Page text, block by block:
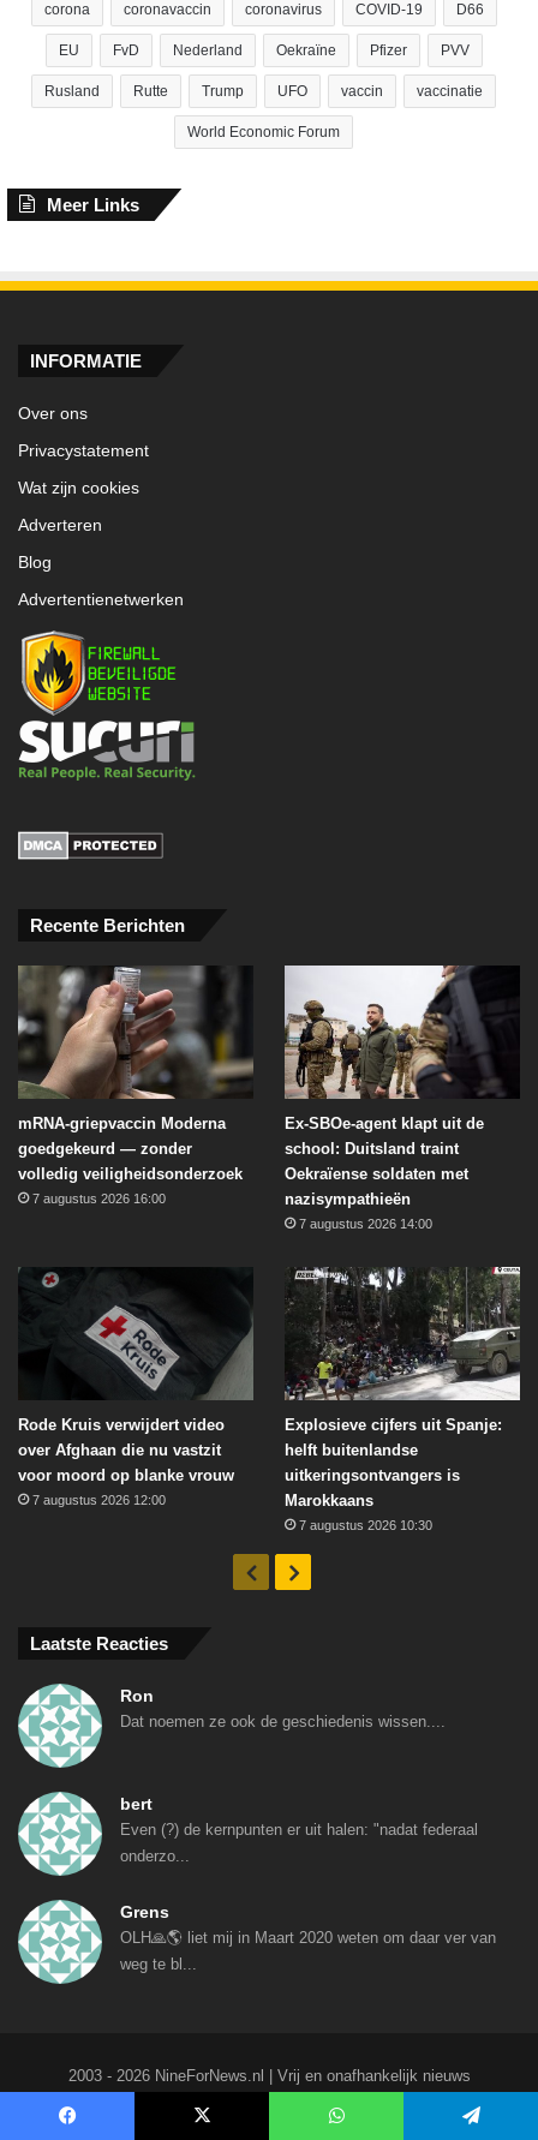
corona coronavaccin coronavirus COVID-19 D66
EU FvD Nederland Oekraïne Pfizer PVV
Rusland Rutte Trump UFO vaccin vaccinatie
World Economic Forum
Meer Links
INFORMATIE
Over ons
Privacystatement
Wat zijn cookies
Adverteren
Blog
Advertentienetwerken
Recente Berichten
mRNA-griepvaccin Moderna
goedgekeurd — zonder
volledig veiligheidsonderzoek
7 augustus 2026 16:00
Ex-SBOe-agent klapt uit de
school: Duitsland traint
Oekraïense soldaten met
nazisympathieën
7 augustus 2026 14:00
Rode Kruis verwijdert video
over Afghaan die nu vastzit
voor moord op blanke vrouw
7 augustus 2026 12:00
Explosieve cijfers uit Spanje:
helft buitenlandse
uitkeringsontvangers is
Marokkaans
7 augustus 2026 10:30
VorigeVolgende
Laatste Reacties
Ron
Dat noemen ze ook de geschiedenis wissen....
bert
Even (?) de kernpunten er uit halen: "nadat federaal
onderzo...
Grens
OLH🙏🌎 liet mij in Maart 2020 weten om daar ver van
weg te bl...
2003 - 2026 NineForNews.nl | Vrij en onafhankelijk nieuws